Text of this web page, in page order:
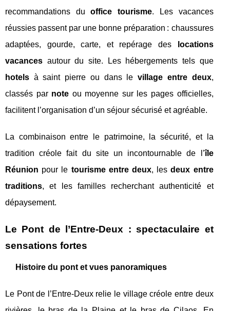
recommandations duoffice tourisme. Les vacances
réussies passent par une bonne préparation : chaussures
adaptées, gourde, carte, et repérage des
locations
vacances autour du site. Les hébergements tels que
hotels à saint pierre ou dans levillage entre deux,
classés par note ou moyenne sur les pages officielles,
facilitent l’organisation d’un séjour sécurisé et agréable.
La combinaison entre le patrimoine, la sécurité, et la
tradition créole fait du site un incontournable de l’île
Réunion pour le tourisme entre deux, lesdeux entre
traditions, et les familles recherchant authenticité et
dépaysement.
Le Pont de l’Entre-Deux : spectaculaire et
sensations fortes
Histoire du pont et vues panoramiques
Le Pont de l’Entre-Deux relie le village créole entre deux